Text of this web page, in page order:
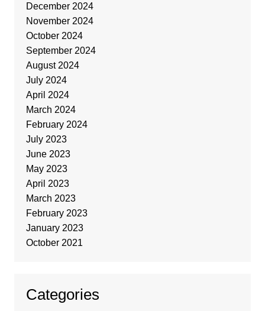
December 2024
November 2024
October 2024
September 2024
August 2024
July 2024
April 2024
March 2024
February 2024
July 2023
June 2023
May 2023
April 2023
March 2023
February 2023
January 2023
October 2021
Categories